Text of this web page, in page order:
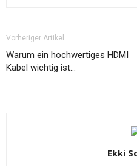
Vorheriger Artikel
Warum ein hochwertiges HDMI
Kabel wichtig ist…
Ekki